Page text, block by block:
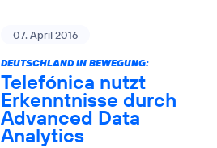
07. April 2016
DEUTSCHLAND IN BEWEGUNG:
Telefónica nutzt
Erkenntnisse durch
Advanced Data
Analytics